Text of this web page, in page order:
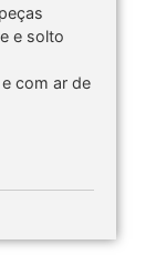
e solto
com ar de